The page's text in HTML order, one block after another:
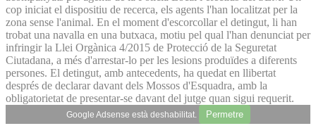
cop iniciat el dispositiu de recerca, els agents l'han localitzat per la
zona sense l'animal. En el moment d'escorcollar el detingut, li han
trobat una navalla en una butxaca, motiu pel qual l'han denunciat per
infringir la Llei Orgànica 4/2015 de Protecció de la Seguretat
Ciutadana, a més d'arrestar-lo per les lesions produïdes a diferents
persones. El detingut, amb antecedents, ha quedat en llibertat
després de declarar davant dels Mossos d'Esquadra, amb la
obligatorietat de presentar-se davant del jutge quan sigui requerit.
Google Adsense està deshabilitat. Permetre